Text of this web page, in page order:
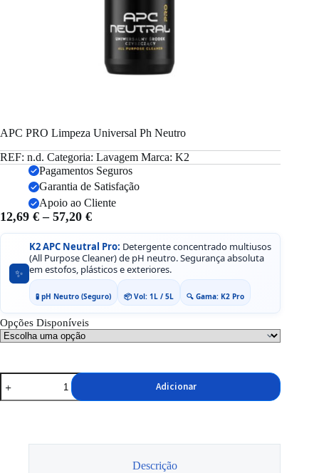
APC PRO Limpeza Universal Ph Neutro
REF: n.d. Categoria: Lavagem Marca: K2
Pagamentos Seguros
Garantia de Satisfação
Apoio ao Cliente
12,69 € – 57,20 €Price
range:
12,69 €
through
57,20 €
✨
K2 APC Neutral Pro: Detergente concentrado multiusos
(All Purpose Cleaner) de pH neutro. Segurança absoluta
em estofos, plásticos e exteriores.
🧪 pH Neutro (Seguro) 📦 Vol: 1L / 5L 🔍 Gama: K2 Pro
Opções Disponíveis
Quantidade
de
APC
Adicionar
Descrição